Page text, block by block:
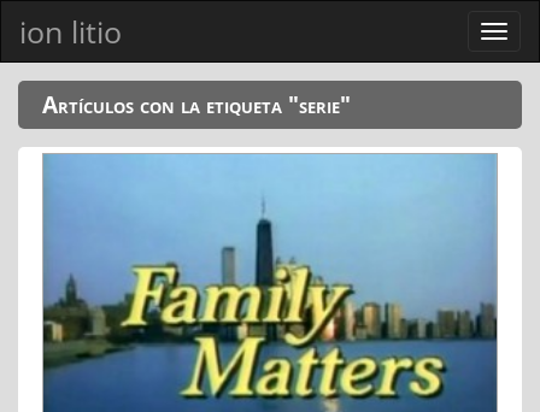
ion litio
Ver
menú
Artículos con la etiqueta "serie"